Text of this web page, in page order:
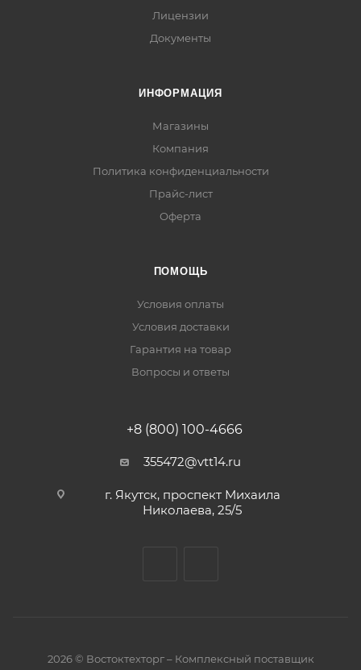
Лицензии
Документы
ИНФОРМАЦИЯ
Магазины
Компания
Политика конфиденциальности
Прайс-лист
Оферта
ПОМОЩЬ
Условия оплаты
Условия доставки
Гарантия на товар
Вопросы и ответы
+8 (800) 100-4666
355472@vtt14.ru
г. Якутск, проспект Михаила
Николаева, 25/5
2026 © Востоктехторг – Комплексный поставщик